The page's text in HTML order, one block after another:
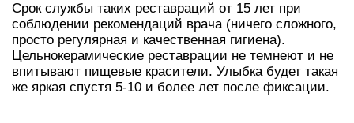
Срок службы таких реставраций от 15 лет при
соблюдении рекомендаций врача (ничего сложного,
просто регулярная и качественная гигиена).
Цельнокерамические реставрации не темнеют и не
впитывают пищевые красители. Улыбка будет такая
же яркая спустя 5-10 и более лет после фиксации.